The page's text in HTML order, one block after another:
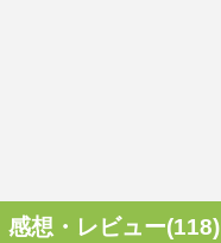
感想・レビュー(118)